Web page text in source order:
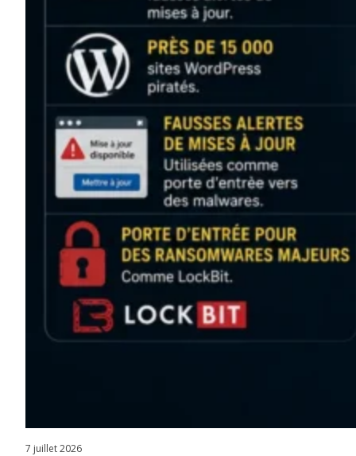
7 juillet 2026